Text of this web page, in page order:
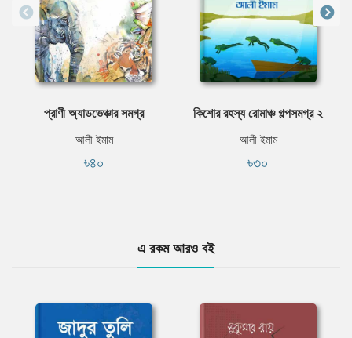
প্রাণী অ্যাডভেঞ্চার সমগ্র
আলী ইমাম
৳৪০
কিশোর রহস্য রোমাঞ্চ গল্পসমগ্র ২
আলী ইমাম
৳৩০
এ রকম আরও বই